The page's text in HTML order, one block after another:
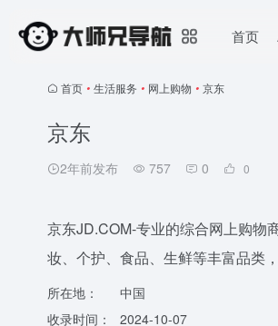
首页
首页 • 生活服务 • 网上购物 • 京东
京东
2年前发布 757 0 0
京东JD.COM-专业的综合网上购物
妆、个护、食品、生鲜等丰富品类
所在地：
中国
收录时间：
2024-10-07